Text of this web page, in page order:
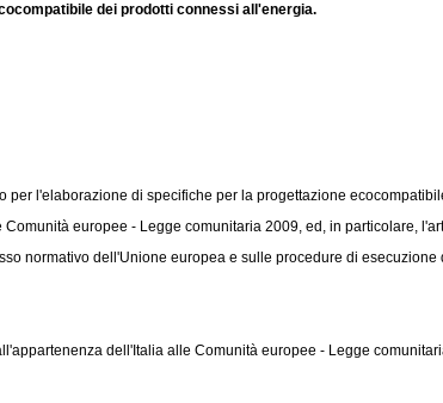
dei prodotti connessi all'energia.
l'elaborazione di specifiche per la progettazione
europee - Legge comunitaria 2009, ed, in particolare,
normativo dell'Unione europea e sulle procedure di
dell'Italia alle Comunità europee - Legge